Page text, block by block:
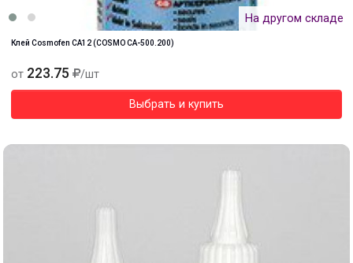
На другом складе
Клей Cosmofen CA12 (COSMO CA-500.200)
от 223.75 /шт
Выбрать и купить